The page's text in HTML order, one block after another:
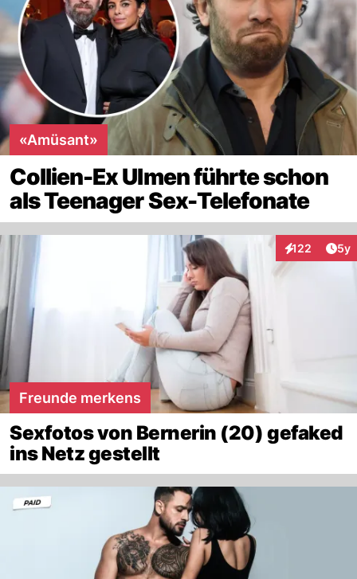
«Amüsant»
Collien-Ex Ulmen führte schon
als Teenager Sex-Telefonate
122
Interaktionen
5y
Freunde merkens
Sexfotos von Bernerin (20) gefaked
ins Netz gestellt